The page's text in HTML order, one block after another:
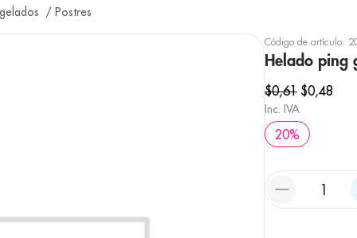
Postres
Código de artículo:
Helado ping
$0,61 $0,48
Inc. IVA
20%